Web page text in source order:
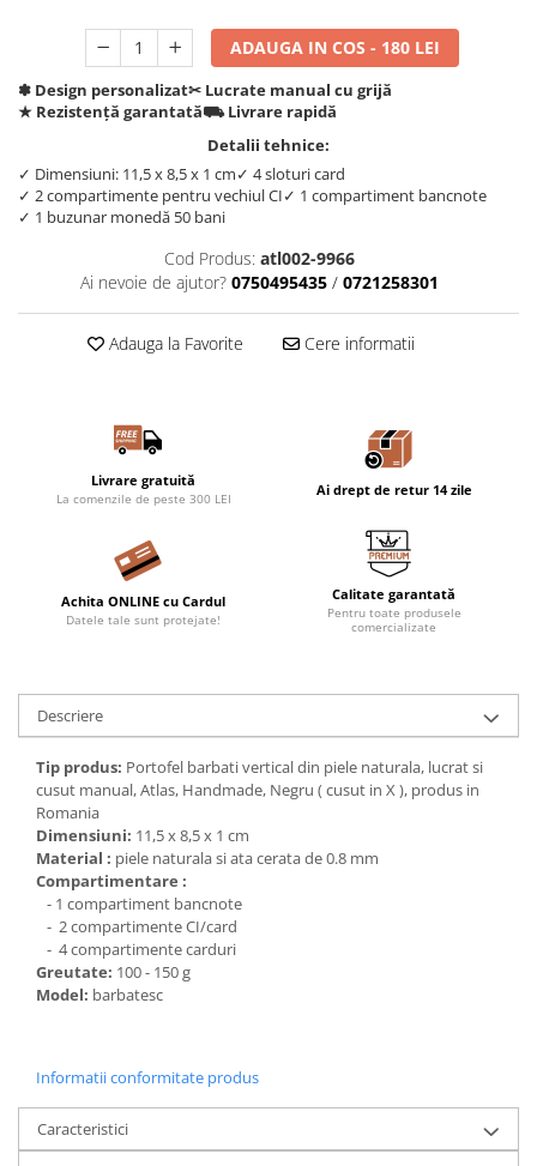
ADAUGA IN COS - 180 LEI
✽ Design personalizat✂︎ Lucrate manual cu grijă
★ Rezistență garantată⛟ Livrare rapidă
Detalii tehnice:
✓ Dimensiuni: 11,5 x 8,5 x 1 cm✓ 4 sloturi card
✓ 2 compartimente pentru vechiul CI✓ 1 compartiment bancnote
✓ 1 buzunar monedă 50 bani
Cod Produs: atl002-9966
Ai nevoie de ajutor? 0750495435 / 0721258301
Adauga la Favorite Cere informatii
Livrare gratuită
La comenzile de peste 300 LEI
Ai drept de retur 14 zile
Achita ONLINE cu Cardul
Datele tale sunt protejate!
Calitate garantată
Pentru toate produsele
comercializate
Descriere
Tip produs: Portofel barbati vertical din piele naturala, lucrat si
cusut manual, Atlas, Handmade, Negru ( cusut in X ), produs in
Romania
Dimensiuni: 11,5 x 8,5 x 1 cm
Material : piele naturala si ata cerata de 0.8 mm
Compartimentare :
- 1 compartiment bancnote
- 2 compartimente CI/card
- 4 compartimente carduri
Greutate: 100 - 150 g
Model: barbatesc
Informatii conformitate produs
Caracteristici